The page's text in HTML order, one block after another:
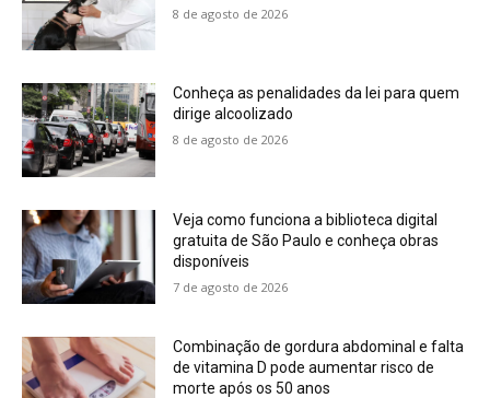
8 de agosto de 2026
Conheça as penalidades da lei para quem
dirige alcoolizado
8 de agosto de 2026
Veja como funciona a biblioteca digital
gratuita de São Paulo e conheça obras
disponíveis
7 de agosto de 2026
Combinação de gordura abdominal e falta
de vitamina D pode aumentar risco de
morte após os 50 anos